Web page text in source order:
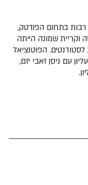
רבות בתחום הפודטק,
וקריית שמונה הייתה
הפוטנציאל
עם ניסן זאבי יזם,